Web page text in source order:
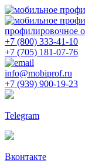
профилировочное
+7 (800) 333-41-10
+7 (705) 181-07-76
info@mobiprof.ru
+7 (939) 900-19-23
Telegram
Вконтакте